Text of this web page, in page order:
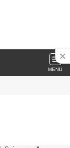
MENU